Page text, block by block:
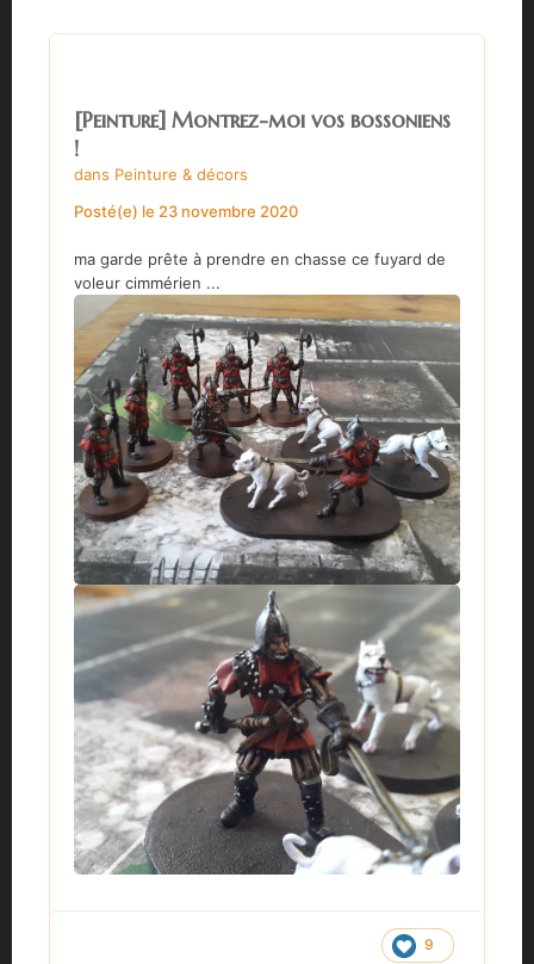
[Peinture] Montrez-moi vos bossoniens
!
dans Peinture & décors
Posté(e) le 23 novembre 2020
ma garde prête à prendre en chasse ce fuyard de
voleur cimmérien ...
9